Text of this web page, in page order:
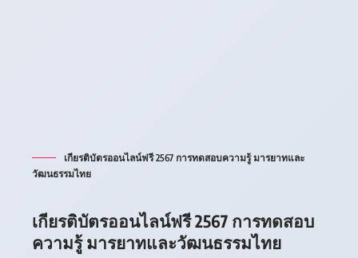
เกียรติบัตรออนไลน์ฟรี 2567 การทดสอบความรู้ มารยาทและ
วัฒนธรรมไทย
เกียรติบัตรออนไลน์ฟรี 2567 การทดสอบ
ความรู้ มารยาทและวัฒนธรรมไทย